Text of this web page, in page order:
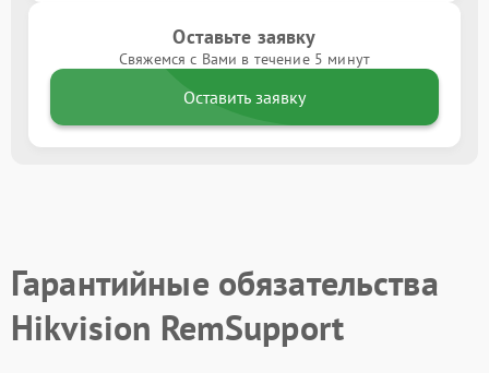
Оставьте заявку
Свяжемся с Вами в течение 5 минут
Оставить заявку
Гарантийные обязательства
Hikvision RemSupport